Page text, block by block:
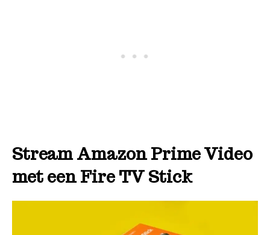
Stream Amazon Prime Video
met een Fire TV Stick